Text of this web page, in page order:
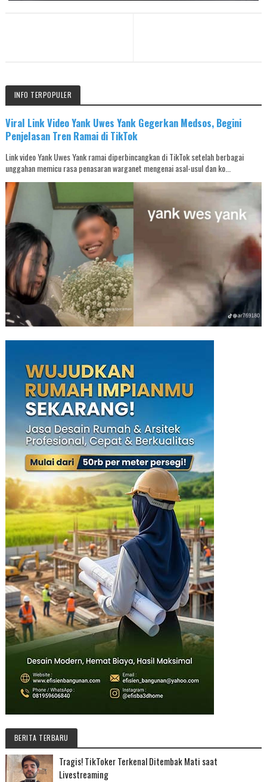
INFO TERPOPULER
Viral Link Video Yank Uwes Yank Gegerkan Medsos, Begini
Penjelasan Tren Ramai di TikTok
Link video Yank Uwes Yank ramai diperbincangkan di TikTok setelah berbagai
unggahan memicu rasa penasaran warganet mengenai asal-usul dan ko...
BERITA TERBARU
Tragis! TikToker Terkenal Ditembak Mati saat
Livestreaming